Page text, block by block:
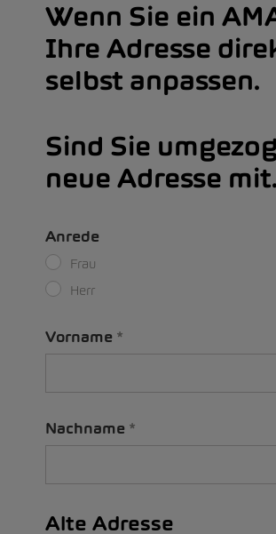
Wenn Sie ein
Ihre Adresse
selbst anpassen.
Sind Sie
neue Adresse mit.
Anrede
Frau
Herr
Vorname
Nachname
Alte Adresse